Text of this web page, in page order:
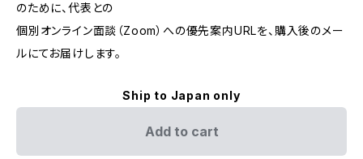
のために、代表との
個別オンライン面談（Zoom）への優先案内URLを、購入後のメー
ルにてお届けします。
Ship to Japan only
Add to cart